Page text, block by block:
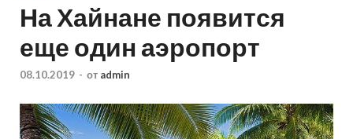
На Хайнане появится
еще один аэропорт
08.10.2019 - от admin